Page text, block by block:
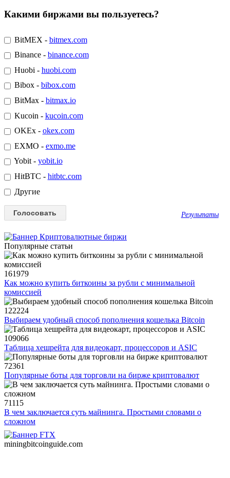
Какими биржами вы пользуетесь?
BitMEX - bitmex.com
Binance - binance.com
Huobi - huobi.com
Bibox - bibox.com
BitMax - bitmax.io
Kucoin - kucoin.com
OKEx - okex.com
EXMO - exmo.me
Yobit - yobit.io
HitBTC - hitbtc.com
Другие
Результаты
Популярные статьи
161979
Как можно купить биткоины за рубли с минимальной
комиссией
122224
Выбираем удобный способ пополнения кошелька Bitcoin
109066
Таблица хешрейта для видеокарт, процессоров и ASIC
72361
Популярные боты для торговли на бирже криптовалют
71115
В чем заключается суть майнинга. Простыми словами о
сложном
miningbitcoinguide.com